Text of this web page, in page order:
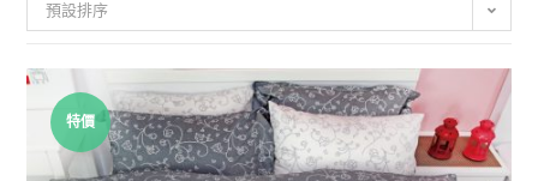
預設排序
特價